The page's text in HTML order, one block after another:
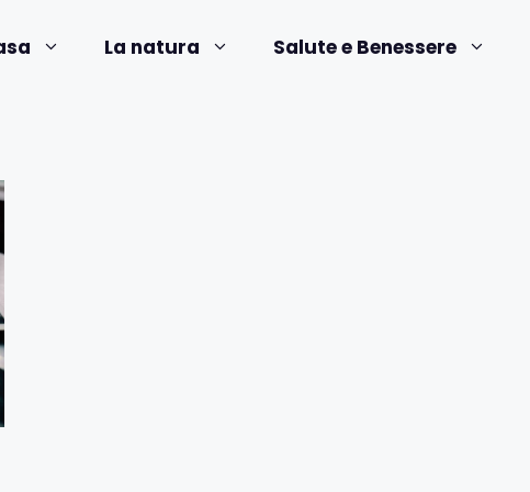
La natura Salute e Benessere